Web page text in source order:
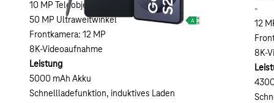
10 MP Teleobjektiv 2 (3x optisch)
50 MP Ultraweitwinkel
Frontkamera: 12 MP
8K-Videoaufnahme
Leistung
5000 mAh Akku
Schnellladefunktion, induktives Laden
-
12
8K-